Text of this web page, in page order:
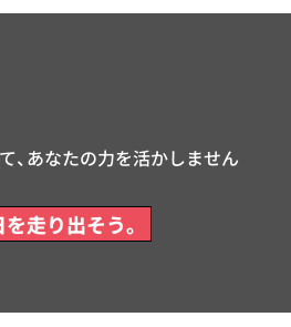
、あなたの力を活かしません
意しています。
走り出そう。